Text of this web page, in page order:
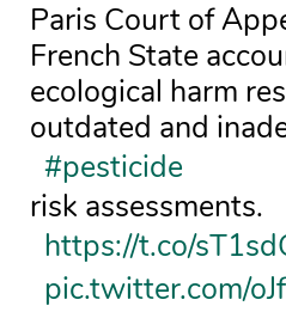
Paris Court of
French State
ecological harm
outdated and
#pesticide
risk assessments.
https://t.co/
pic.twitter.com/